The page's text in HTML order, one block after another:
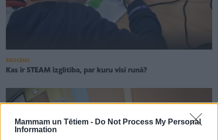
Mammam un Tētiem - Do Not Process My Personal
Information
SKOLĒNS
Kas ir STEAM izglītība, par kuru visi runā?